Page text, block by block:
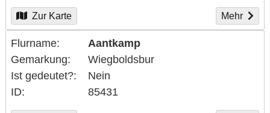
Zur Karte Mehr
Flurname
Aantkamp
Gemarkung
Wiegboldsbur
Ist gedeutet?
Nein
ID
85431